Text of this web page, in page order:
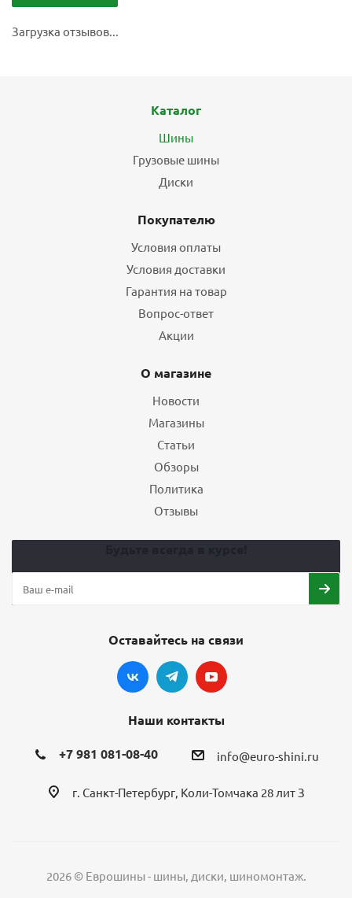
Загрузка отзывов...
Каталог
Шины
Грузовые шины
Диски
Покупателю
Условия оплаты
Условия доставки
Гарантия на товар
Вопрос-ответ
Акции
О магазине
Новости
Магазины
Статьи
Обзоры
Политика
Отзывы
Оставайтесь на связи
Наши контакты
+7 981 081-08-40 info@euro-shini.ru
г. Санкт-Петербург, Коли-Томчака 28 лит З
2026 © Еврошины - шины, диски, шиномонтаж.